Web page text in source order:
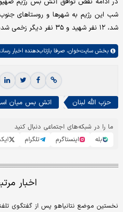
شد، ۱۲ نفر شهید و ۳۵ نفر دیگر زخمی شدند.
بخش سایت‌خوان، صرفا بازتاب‌دهنده اخبار
حزب الله لبنان اتش بس میان
ما را در شبکه‌های اجتماعی دنبال کنید
بله
اینستاگرم تلگرام
اخبار
نخستین موضع نتانیاهو پس از گفتگوی